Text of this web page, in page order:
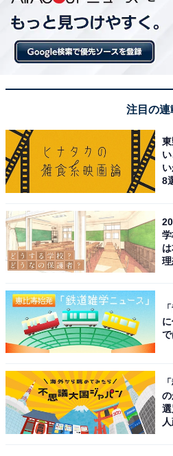
思うから（30代男性）」「純粋
続くと、こうなるかもと、考
性）」「弟に瞬殺されたとこ
性）」など、多くの同情の声も
3：陣
「キャラが愛くるしく、敵だ
「明るく憎めない笑顔のキャラ
どの声が寄せられた、甘い顔立
注目の連
8